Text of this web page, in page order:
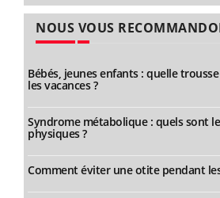
NOUS VOUS
Bébés, jeunes enfants : quelle
les vacances ?
Syndrome métabolique : quels sont
physiques ?
Comment éviter une otite pendant